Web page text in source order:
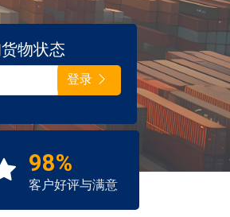
物状态
登录
98%
客户好评与满意